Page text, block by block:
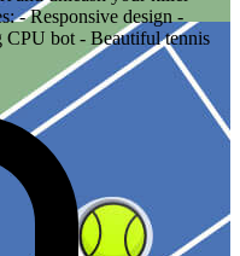
- Responsive design -
bot - Beautiful tennis